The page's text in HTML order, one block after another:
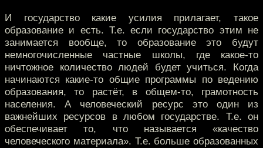
И государство какие усилия прилагает, такое
образование и есть. Т.е. если государство этим не
занимается вообще, то образование это будут
немногочисленные частные школы, где какое-то
ничтожное количество людей будет учиться. Когда
начинаются какие-то общие программы по ведению
образования, то растёт, в общем-то, грамотность
населения. А человеческий ресурс это один из
важнейших ресурсов в любом государстве. Т.е. он
обеспечивает то, что называется «качество
человеческого материала». Т.е. больше образованных